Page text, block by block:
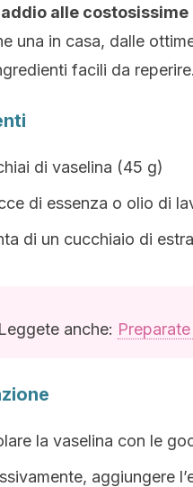
alle
una in casa, dalle
facili da reperire.
di vaselina (45 g)
di essenza o olio di
di un cucchiaio di
Leggete anche:
la vaselina con le
aggiungere